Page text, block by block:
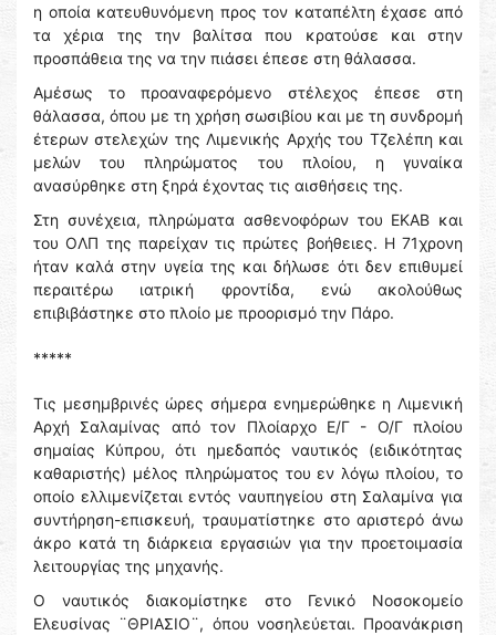
η οποία κατευθυνόμενη προς τον καταπέλτη έχασε από
τα χέρια της την βαλίτσα που κρατούσε και στην
προσπάθεια της να την πιάσει έπεσε στη θάλασσα.
Αμέσως το προαναφερόμενο στέλεχος έπεσε στη
θάλασσα, όπου με τη χρήση σωσιβίου και με τη συνδρομή
έτερων στελεχών της Λιμενικής Αρχής του Τζελέπη και
μελών του πληρώματος του πλοίου, η γυναίκα
ανασύρθηκε στη ξηρά έχοντας τις αισθήσεις της.
Στη συνέχεια, πληρώματα ασθενοφόρων του ΕΚΑΒ και
του ΟΛΠ της παρείχαν τις πρώτες βοήθειες. Η 71χρονη
ήταν καλά στην υγεία της και δήλωσε ότι δεν επιθυμεί
περαιτέρω ιατρική φροντίδα, ενώ ακολούθως
επιβιβάστηκε στο πλοίο με προορισμό την Πάρο.
*****
Τις μεσημβρινές ώρες σήμερα ενημερώθηκε η Λιμενική
Αρχή Σαλαμίνας από τον Πλοίαρχο Ε/Γ - Ο/Γ πλοίου
σημαίας Κύπρου, ότι ημεδαπός ναυτικός (ειδικότητας
καθαριστής) μέλος πληρώματος του εν λόγω πλοίου, το
οποίο ελλιμενίζεται εντός ναυπηγείου στη Σαλαμίνα για
συντήρηση-επισκευή, τραυματίστηκε στο αριστερό άνω
άκρο κατά τη διάρκεια εργασιών για την προετοιμασία
λειτουργίας της μηχανής.
Ο ναυτικός διακομίστηκε στο Γενικό Νοσοκομείο
Ελευσίνας ¨ΘΡΙΑΣΙΟ¨, όπου νοσηλεύεται. Προανάκριση